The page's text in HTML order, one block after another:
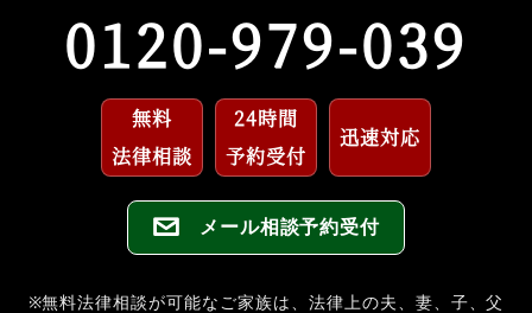
0120-979-039
無料
法律相談
24時間
予約受付
迅速対応
メール相談予約受付
※無料法律相談が可能なご家族は、法律上の夫、妻、子、父